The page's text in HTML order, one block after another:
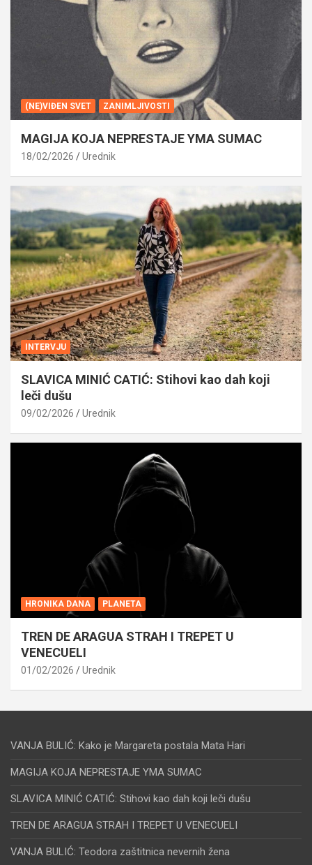
(NE)VIĐEN SVET ZANIMLJIVOSTI
MAGIJA KOJA NEPRESTAJE YMA SUMAC
18/02/2026 Urednik
INTERVJU
SLAVICA MINIĆ CATIĆ: Stihovi kao dah koji
leči dušu
09/02/2026 Urednik
HRONIKA DANA PLANETA
TREN DE ARAGUA STRAH I TREPET U
VENECUELI
01/02/2026 Urednik
VANJA BULIĆ: Kako je Margareta postala Mata Hari
MAGIJA KOJA NEPRESTAJE YMA SUMAC
SLAVICA MINIĆ CATIĆ: Stihovi kao dah koji leči dušu
TREN DE ARAGUA STRAH I TREPET U VENECUELI
VANJA BULIĆ: Teodora zaštitnica nevernih žena